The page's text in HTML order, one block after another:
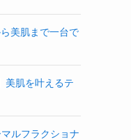
美肌まで一台で
美肌を叶えるテ
ルフラクショナ